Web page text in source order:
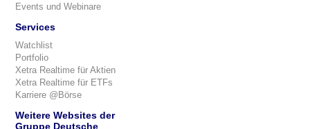
Events und Webinare
Services
Watchlist
Portfolio
Xetra Realtime für Aktien
Xetra Realtime für ETFs
Karriere @Börse
Weitere Websites der
Gruppe Deutsche